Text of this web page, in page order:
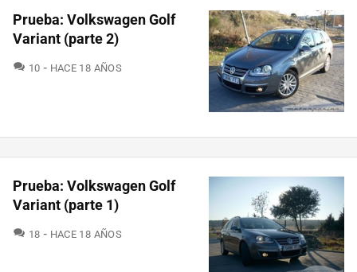
Prueba: Volkswagen Golf
Variant (parte 2)
10 COMENTARIOS
HACE 18 AÑOS
Prueba: Volkswagen Golf
Variant (parte 1)
18 COMENTARIOS
HACE 18 AÑOS